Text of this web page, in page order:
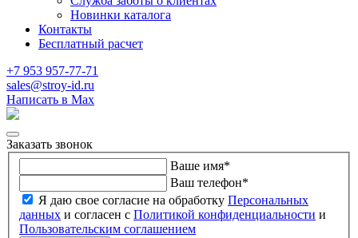
Новинки каталога
Контакты
Бесплатный расчет
+7 953 957-77-71
sales@stroy-id.ru
Написать в Max
Заказать звонок
Ваше имя*
Ваш телефон*
Я даю свое согласие на обработку Персональных
данных и согласен с Политикой конфиденциальности и
Пользовательским соглашением